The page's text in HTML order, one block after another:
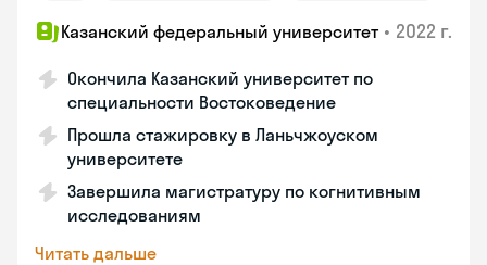
Казанский федеральный университет • 2022 г.
Окончила Казанский университет по
специальности Востоковедение
Прошла стажировку в Ланьчжоуском
университете
Завершила магистратуру по когнитивным
исследованиям
Читать дальше